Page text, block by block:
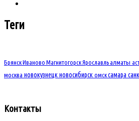
Теги
БрянскИваново МагнитогорскЯрославльалматы
москва новокузнецкновосибирск омсксамара
Контакты